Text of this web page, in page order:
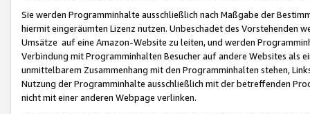
Sie werden Programminhalte ausschließlich nach Maßgabe der
hiermit eingeräumten Lizenz nutzen. Unbeschadet des Vorstehenden
Umsätze auf eine Amazon-Website zu leiten, und werden
Verbindung mit Programminhalten Besucher auf andere Websites als
unmittelbarem Zusammenhang mit den Programminhalten stehen,
Nutzung der Programminhalte ausschließlich mit der betreffenden
nicht mit einer anderen Webpage verlinken.